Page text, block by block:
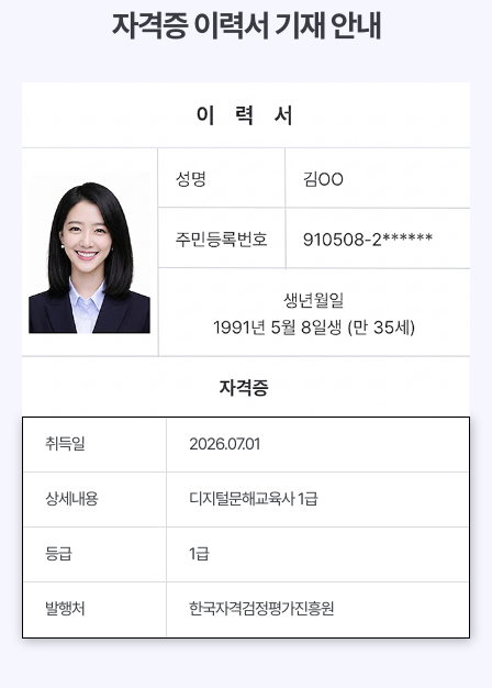
자격증 이력서 기재 안내
취득일 2026.07.01
상세내용 디지털문해교육사 1급
등급 1급
발행처 한국자격검정평가진흥원